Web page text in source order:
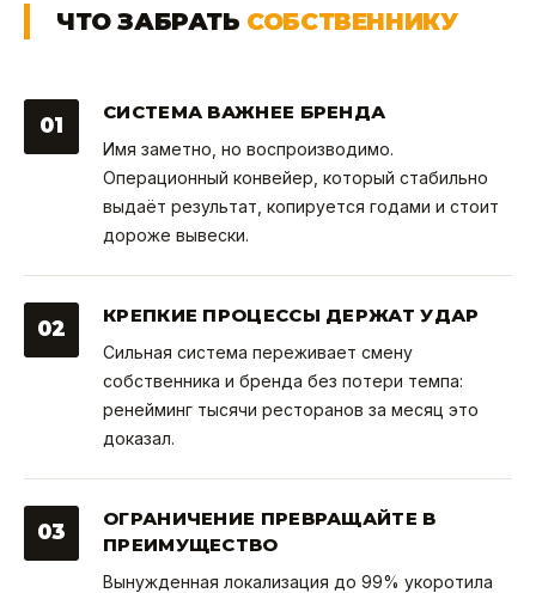
ЧТО ЗАБРАТЬ СОБСТВЕННИКУ
01
СИСТЕМА ВАЖНЕЕ БРЕНДА
Имя заметно, но воспроизводимо.
Операционный конвейер, который стабильно
выдаёт результат, копируется годами и стоит
дороже вывески.
02
КРЕПКИЕ ПРОЦЕССЫ ДЕРЖАТ УДАР
Сильная система переживает смену
собственника и бренда без потери темпа:
ренейминг тысячи ресторанов за месяц это
доказал.
03
ОГРАНИЧЕНИЕ ПРЕВРАЩАЙТЕ В
ПРЕИМУЩЕСТВО
Вынужденная локализация до 99% укоротила